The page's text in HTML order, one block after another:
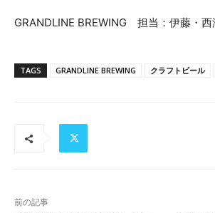
GRANDLINE BREWING 担当：伊藤・西
TAGS GRANDLINE BREWING クラフトビール
前の記事